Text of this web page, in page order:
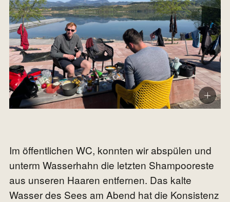
Im öffentlichen WC, konnten wir abspülen und
unterm Wasserhahn die letzten Shampooreste
aus unseren Haaren entfernen. Das kalte
Wasser des Sees am Abend hat die Konsistenz